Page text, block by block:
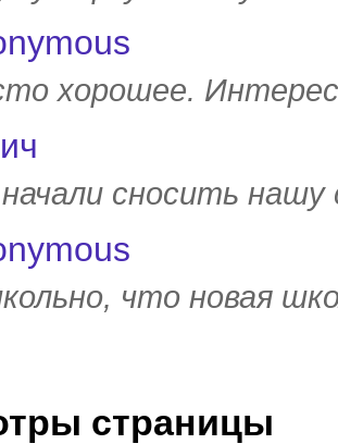
хорошее.
сносить
что новая
страницы